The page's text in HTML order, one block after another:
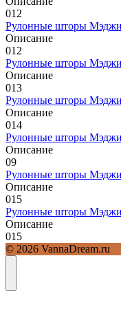
012
Рулонные шторы
Описание
012
Рулонные шторы
Описание
013
Рулонные шторы
Описание
014
Рулонные шторы
Описание
09
Рулонные шторы
Описание
015
Рулонные шторы
Описание
015
© 2026 VannaDream.ru